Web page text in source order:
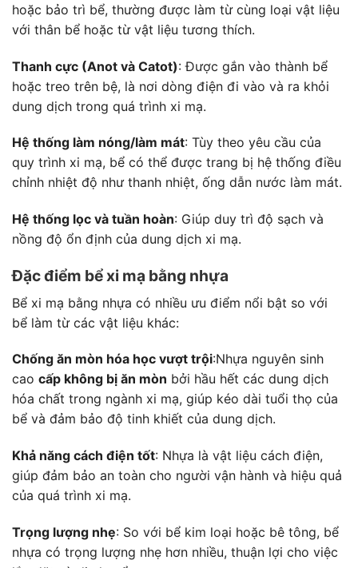
hoặc bảo trì bể, thường được làm từ cùng loại vật liệu
với thân bể hoặc từ vật liệu tương thích.
Thanh cực (Anot và Catot): Được gắn vào thành bể
hoặc treo trên bệ, là nơi dòng điện đi vào và ra khỏi
dung dịch trong quá trình xi mạ.
Hệ thống làm nóng/làm mát: Tùy theo yêu cầu của
quy trình xi mạ, bể có thể được trang bị hệ thống điều
chỉnh nhiệt độ như thanh nhiệt, ống dẫn nước làm mát.
Hệ thống lọc và tuần hoàn: Giúp duy trì độ sạch và
nồng độ ổn định của dung dịch xi mạ.
Đặc điểm bể xi mạ bằng nhựa
Bể xi mạ bằng nhựa có nhiều ưu điểm nổi bật so với
bể làm từ các vật liệu khác:
Chống ăn mòn hóa học vượt trội:Nhựa nguyên sinh
cao cấp không bị ăn mòn bởi hầu hết các dung dịch
hóa chất trong ngành xi mạ, giúp kéo dài tuổi thọ của
bể và đảm bảo độ tinh khiết của dung dịch.
Khả năng cách điện tốt: Nhựa là vật liệu cách điện,
giúp đảm bảo an toàn cho người vận hành và hiệu quả
của quá trình xi mạ.
Trọng lượng nhẹ: So với bể kim loại hoặc bê tông, bể
nhựa có trọng lượng nhẹ hơn nhiều, thuận lợi cho việc